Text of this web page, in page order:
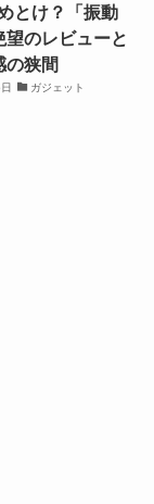
とけ？「振動
望のレビューと
の狭間
ガジェット